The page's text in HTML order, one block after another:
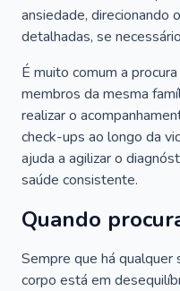
ansiedade, direcionando
detalhadas, se
É muito comum a
membros da mesma
realizar o
check-ups ao longo da
ajuda a agilizar o
saúde consistente.
Quando
Sempre que há qualquer
corpo está em